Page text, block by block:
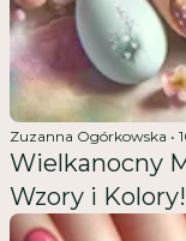
Zuzanna Ogórkowska •
Wielkanocny
Wzory i Kolory!